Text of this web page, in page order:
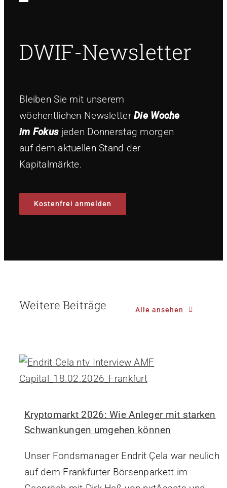
DWIF-Newsletter
Bleiben Sie mit unserem
wöchentlichen NewsletterDie Woche
im Fokusjeden Donnerstag morgen
auf dem aktuellen Stand der
Kapitalmärkte.
Kostenfrei anmelden
Weitere Beiträge Alle ansehen
Kryptomarkt 2026: Wie Anleger mit starken
Schwankungen umgehen können
Unser Fondsmanager Endrit Çela war neulich
auf dem Frankfurter Börsenparkett im